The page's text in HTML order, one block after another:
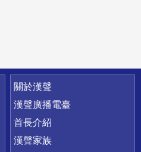
關於漢聲
漢聲廣播電臺
首長介紹
漢聲家族